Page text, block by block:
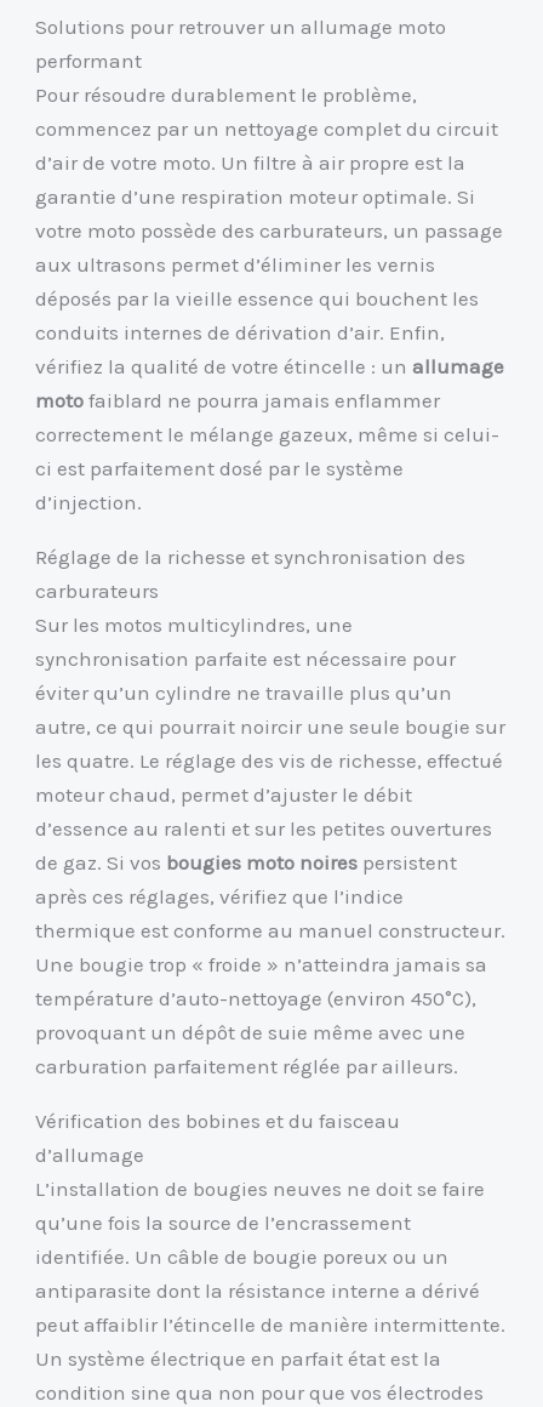
Solutions pour retrouver un allumage moto
performant
Pour résoudre durablement le problème,
commencez par un nettoyage complet du circuit
d’air de votre moto. Un filtre à air propre est la
garantie d’une respiration moteur optimale. Si
votre moto possède des carburateurs, un passage
aux ultrasons permet d’éliminer les vernis
déposés par la vieille essence qui bouchent les
conduits internes de dérivation d’air. Enfin,
vérifiez la qualité de votre étincelle : unallumage
moto faiblard ne pourra jamais enflammer
correctement le mélange gazeux, même si celui-
ci est parfaitement dosé par le système
d’injection.
Réglage de la richesse et synchronisation des
carburateurs
Sur les motos multicylindres, une
synchronisation parfaite est nécessaire pour
éviter qu’un cylindre ne travaille plus qu’un
autre, ce qui pourrait noircir une seule bougie sur
les quatre. Le réglage des vis de richesse, effectué
moteur chaud, permet d’ajuster le débit
d’essence au ralenti et sur les petites ouvertures
de gaz. Si vos bougies moto noires persistent
après ces réglages, vérifiez que l’indice
thermique est conforme au manuel constructeur.
Une bougie trop « froide » n’atteindra jamais sa
température d’auto-nettoyage (environ 450°C),
provoquant un dépôt de suie même avec une
carburation parfaitement réglée par ailleurs.
Vérification des bobines et du faisceau
d’allumage
L’installation de bougies neuves ne doit se faire
qu’une fois la source de l’encrassement
identifiée. Un câble de bougie poreux ou un
antiparasite dont la résistance interne a dérivé
peut affaiblir l’étincelle de manière intermittente.
Un système électrique en parfait état est la
condition sine qua non pour que vos électrodes